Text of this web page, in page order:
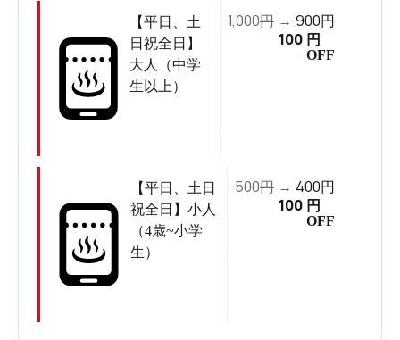
【平日、土
日祝全日】
大人（中学
生以上）
1,000円 → 900円
100 円
OFF
【平日、土日
祝全日】小人
（4歳~小学
生）
500円 → 400円
100 円
OFF